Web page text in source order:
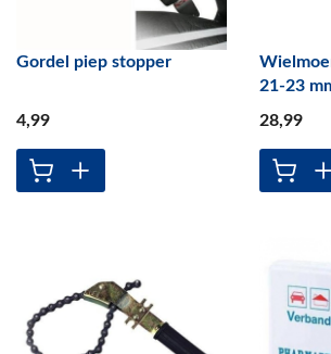
Gordel piep stopper
4,99
21-23
28,99